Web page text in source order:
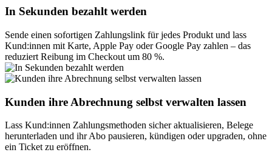
In Sekunden bezahlt werden
Sende einen sofortigen Zahlungslink für jedes Produkt und lass
Kund:innen mit Karte, Apple Pay oder Google Pay zahlen – das
reduziert Reibung im Checkout um 80 %.
Kunden ihre Abrechnung selbst verwalten lassen
Lass Kund:innen Zahlungsmethoden sicher aktualisieren, Belege
herunterladen und ihr Abo pausieren, kündigen oder upgraden, ohne
ein Ticket zu eröffnen.